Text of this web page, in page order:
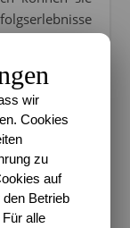
wir
Cookies
zu
auf
Betrieb
alle